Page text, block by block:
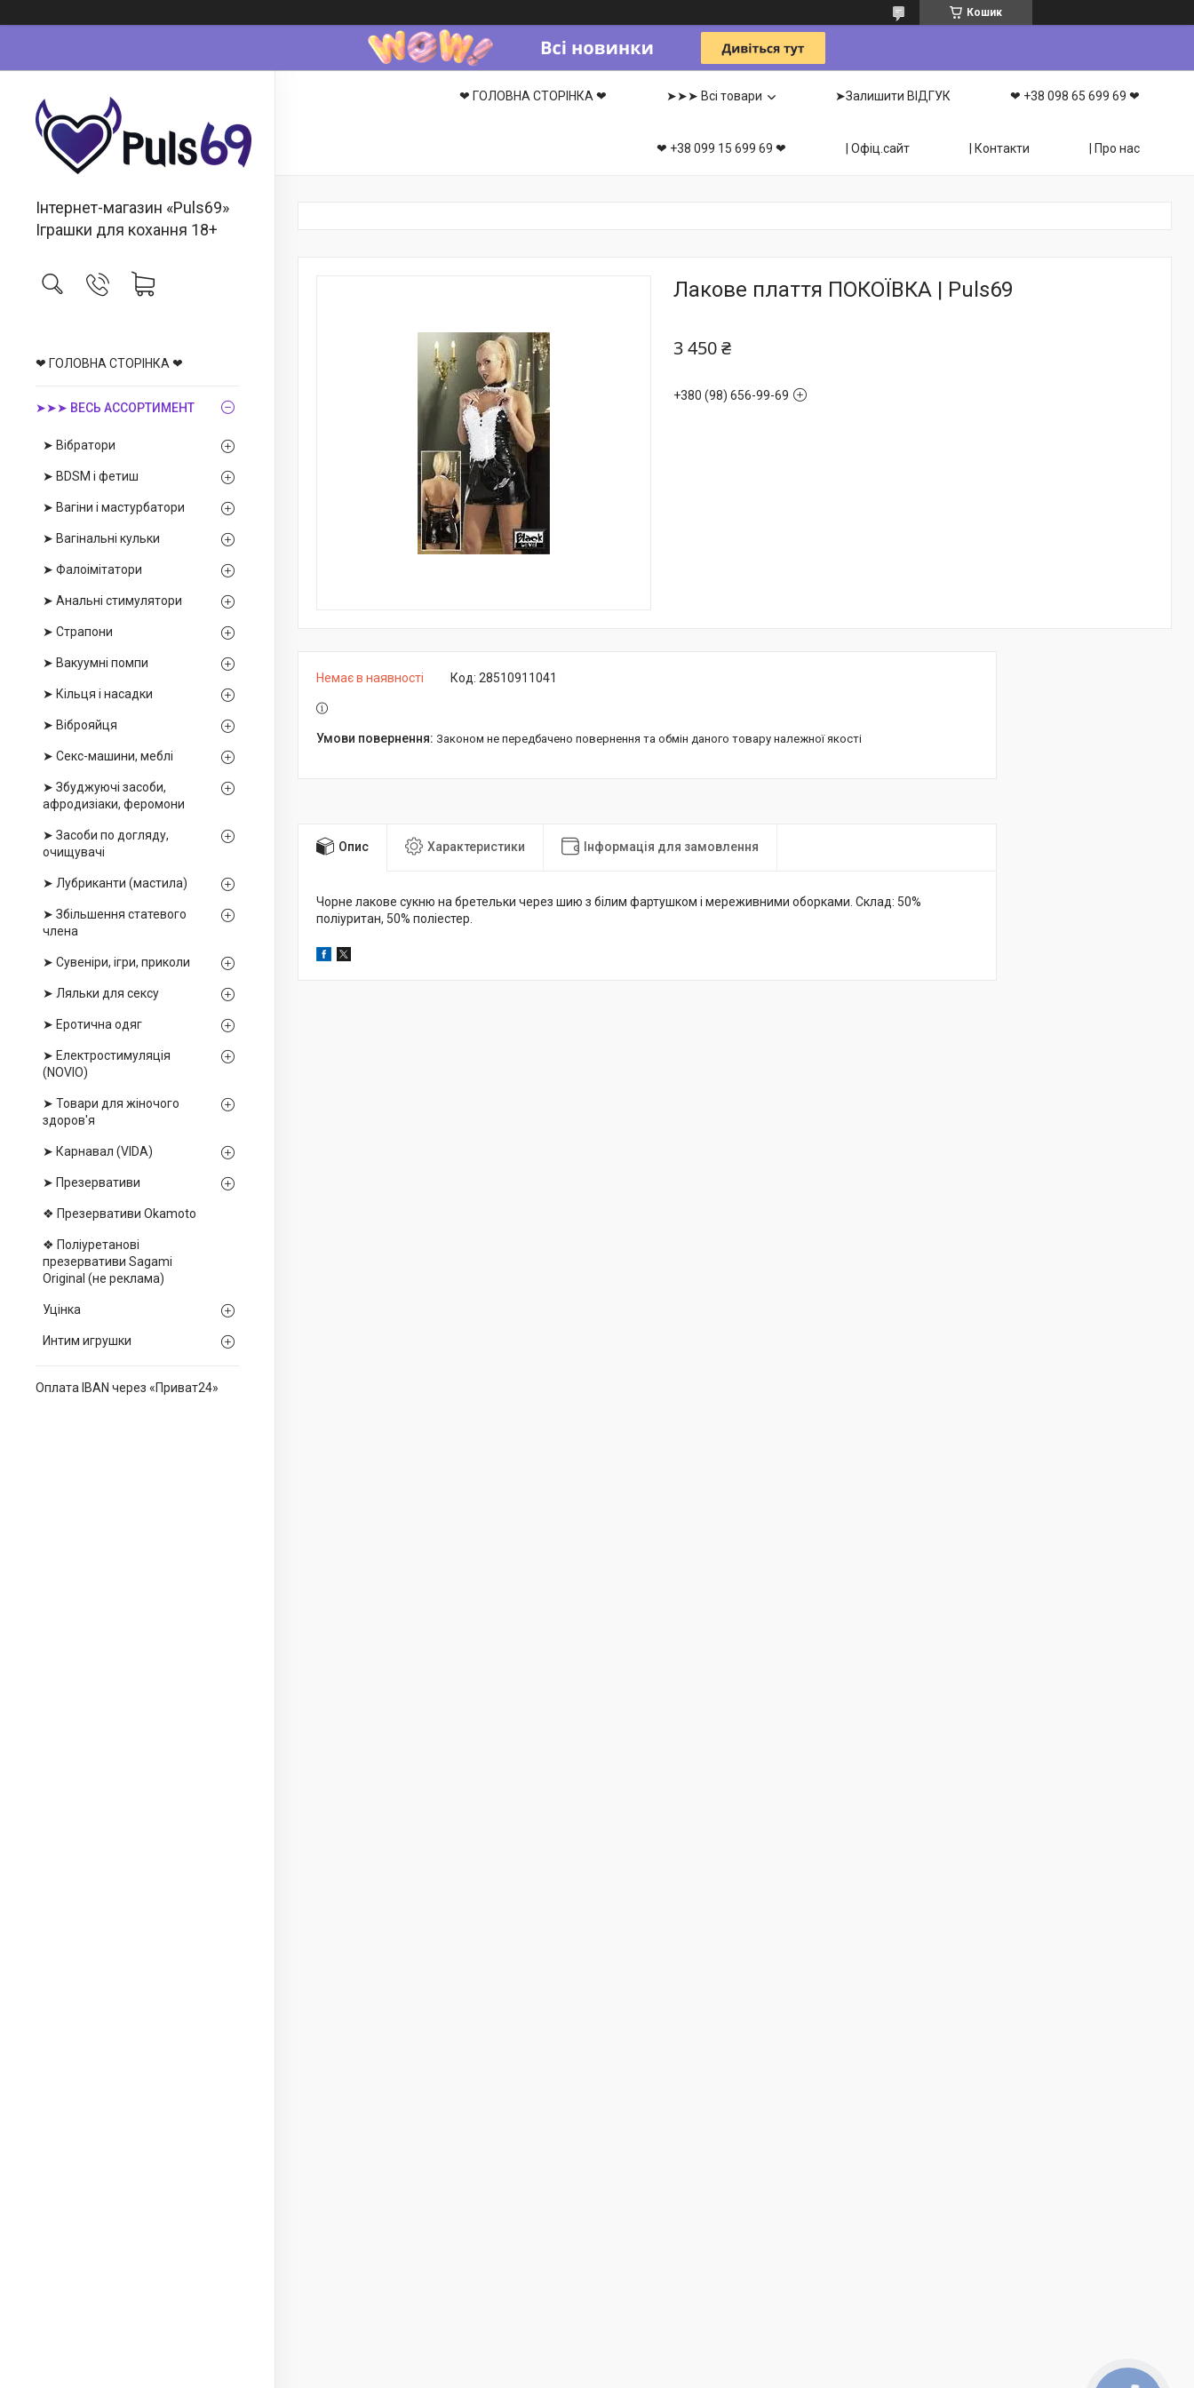
Кошик
Інтернет-магазин «Puls69»
Іграшки для кохання 18+
❤ ГОЛОВНА СТОРІНКА ❤
➤➤➤ ВЕСЬ АССОРТИМЕНТ
➤ Вібратори
➤ BDSM і фетиш
➤ Вагіни і мастурбатори
➤ Вагінальні кульки
➤ Фалоімітатори
➤ Анальні стимулятори
➤ Страпони
➤ Вакуумні помпи
➤ Кільця і насадки
➤ Віброяйця
➤ Секс-машини, меблі
➤ Збуджуючі засоби,
афродизіаки, феромони
➤ Засоби по догляду,
очищувачі
➤ Лубриканти (мастила)
➤ Збільшення статевого
члена
➤ Сувеніри, ігри, приколи
➤ Ляльки для сексу
➤ Еротична одяг
➤ Електростимуляція
(NOVIO)
➤ Товари для жіночого
здоров'я
➤ Карнавал (VIDA)
➤ Презервативи
❖ Презервативи Okamoto
❖ Поліуретанові
презервативи Sagami
Оriginal (не реклама)
Уцінка
Интим игрушки
Оплата IBAN через «Приват24»
❤ ГОЛОВНА СТОРІНКА ❤ ➤➤➤ Всі товари ➤Залишити ВІДГУК ❤ +38 098 65 699 69 ❤
❤ +38 099 15 699 69 ❤ | Офіц.сайт | Контакти | Про нас
Лакове плаття ПОКОЇВКА | Puls69
3 450 ₴
+380 (98) 656-99-69
Немає в наявності Код: 28510911041
Законом не передбачено повернення та обмін даного товару належної якості
Опис Характеристики Інформація для замовлення
Чорне лакове сукню на бретельки через шию з білим фартушком і мереживними оборками. Склад: 50%
поліуритан, 50% поліестер.